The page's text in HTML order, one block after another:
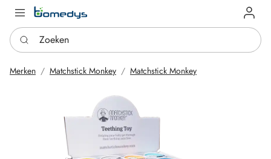
Log in
Zoeken
Merken Matchstick Monkey Matchstick Monkey